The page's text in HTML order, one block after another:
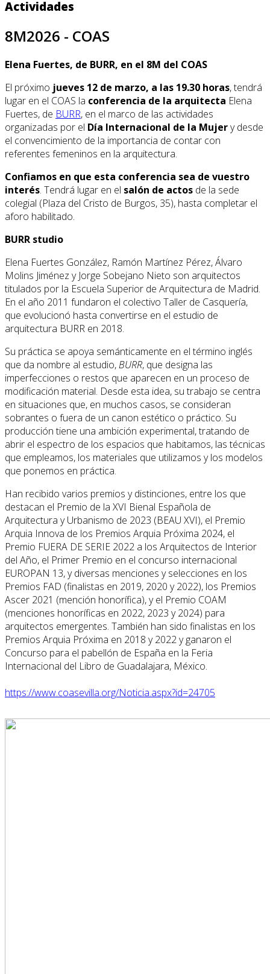
Actividades
8M2026 - COAS
Elena Fuertes, de BURR, en el 8M del COAS
El próximo jueves 12 de marzo, a las 19.30 horas, tendrá
lugar en el COAS la conferencia de la arquitecta Elena
Fuertes, de BURR, en el marco de las actividades
organizadas por el Día Internacional de la Mujery desde
el convencimiento de la importancia de contar con
referentes femeninos en la arquitectura.
Confiamos en que esta conferencia sea de vuestro
interés. Tendrá lugar en el salón de actos de la sede
colegial (Plaza del Cristo de Burgos, 35), hasta completar el
aforo habilitado.
BURR studio
Elena Fuertes González, Ramón Martínez Pérez, Álvaro
Molins Jiménez y Jorge Sobejano Nieto son arquitectos
titulados por la Escuela Superior de Arquitectura de Madrid.
En el año 2011 fundaron el colectivo Taller de Casquería,
que evolucionó hasta convertirse en el estudio de
arquitectura BURR en 2018.
Su práctica se apoya semánticamente en el término inglés
que da nombre al estudio,BURR, que designa las
imperfecciones o restos que aparecen en un proceso de
modificación material. Desde esta idea, su trabajo se centra
en situaciones que, en muchos casos, se consideran
sobrantes o fuera de un canon estético o práctico. Su
producción tiene una ambición experimental, tratando de
abrir el espectro de los espacios que habitamos, las técnicas
que empleamos, los materiales que utilizamos y los modelos
que ponemos en práctica.
Han recibido varios premios y distinciones, entre los que
destacan el Premio de la XVI Bienal Española de
Arquitectura y Urbanismo de 2023 (BEAU XVI), el Premio
Arquia Innova de los Premios Arquia Próxima 2024, el
Premio FUERA DE SERIE 2022 a los Arquitectos de Interior
del Año, el Primer Premio en el concurso internacional
EUROPAN 13, y diversas menciones y selecciones en los
Premios FAD (finalistas en 2019, 2020 y 2022), los Premios
Ascer 2021 (mención honorífica), y el Premio COAM
(menciones honoríficas en 2022, 2023 y 2024) para
arquitectos emergentes. También han sido finalistas en los
Premios Arquia Próxima en 2018 y 2022 y ganaron el
Concurso para el pabellón de España en la Feria
Internacional del Libro de Guadalajara, México.
https://www.coasevilla.org/Noticia.aspx?id=24705